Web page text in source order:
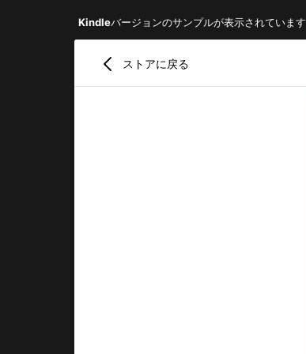
Kindleバージョンのサンプルが表示されています
ストアに戻る